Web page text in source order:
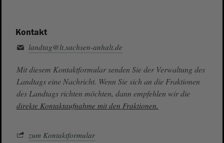
Kontakt
landtag@lt.sachsen-anhalt.de
Mit diesem Kontaktformular senden Sie der Verwaltung des
Landtags eine Nachricht. Wenn Sie sich an die Fraktionen
des Landtags richten möchten, dann empfehlen wir die
direkte Kontaktaufnahme mit den Fraktionen.
zum Kontaktformular